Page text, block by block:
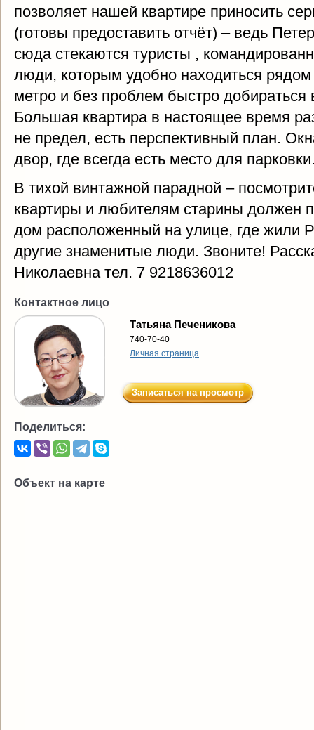
позволяет нашей квартире приносить
(готовы предоставить отчёт) – ведь
сюда стекаются туристы ,
люди, которым удобно находиться рядом
метро и без проблем быстро добираться
Большая квартира в настоящее время
не предел, есть перспективный план.
двор, где всегда есть место для
В тихой винтажной парадной –
квартиры и любителям старины должен
дом расположенный на улице, где жили
другие знаменитые люди. Звоните!
Николаевна тел. 7 9218636012
Контактное лицо
Татьяна Печеникова
740-70-40
Личная страница
Записаться на просмотр
Поделиться:
Объект на карте